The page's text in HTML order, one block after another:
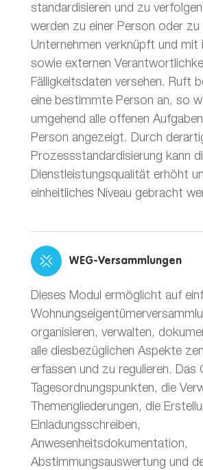
standardisieren und zu
werden zu einer Person oder zu
Unternehmen verknüpft und mit
sowie externen
Fälligkeitsdaten versehen. Ruft
eine bestimmte Person an, so
umgehend alle offenen
Person angezeigt. Durch
Prozessstandardisierung kann
Dienstleistungsqualität erhöht
einheitliches Niveau gebracht
WEG-Versammlungen
Dieses Modul ermöglicht auf
organisieren, verwalten,
alle diesbezüglichen Aspekte
erfassen und zu regulieren. Das
Tagesordnungspunkten, die
Themengliederungen, die
Einladungsschreiben,
Anwesenheitsdokumentation,
Abstimmungsauswertung und